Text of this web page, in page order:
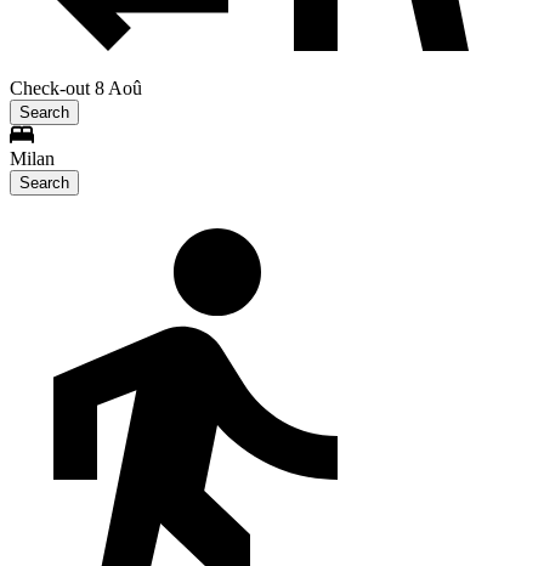
Check-out 8 Aoû
Search
Milan
Search